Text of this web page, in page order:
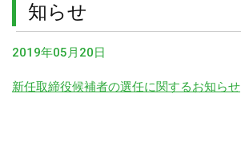
知らせ
2019年05月20日
新任取締役候補者の選任に関するお知らせ